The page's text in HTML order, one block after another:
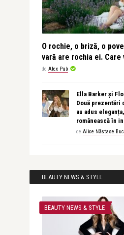
O rochie, o briză, o
vară are rochia ei. Care
de Alex Pub
Ella Barker și
Două prezentări
au adus
românească în
de Alice Năstase
BEAUTY NEWS & STYLE
BEAUTY NEWS & STYLE